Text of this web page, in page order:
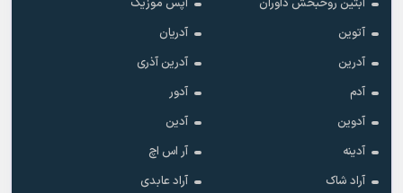
آبتین روحبخش داوران
آپس موزیک
آتوین
آدریان
آدرین
آدرین آذری
آدم
آدور
آدوین
آدین
آدینه
آر اس اچ
آراد شاک
آراد عابدی